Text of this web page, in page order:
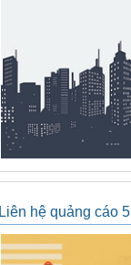
Liên hệ quảng cáo 5